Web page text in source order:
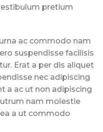
pretium
ac commodo nam
suspendisse facilisis
Erat a per dis aliquet
nec adipiscing
a ac ut non adipiscing
nam molestie
a ut commodo